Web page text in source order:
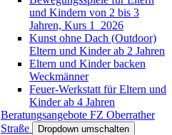
und Kindern von 2 bis 3
Jahren, Kurs 1_2026
Kunst ohne Dach (Outdoor)
Eltern und Kinder ab 2 Jahren
Eltern und Kinder backen
Weckmänner
Feuer-Werkstatt für Eltern und
Kinder ab 4 Jahren
Beratungsangebote FZ Oberrather
Straße
Dropdown umschalten